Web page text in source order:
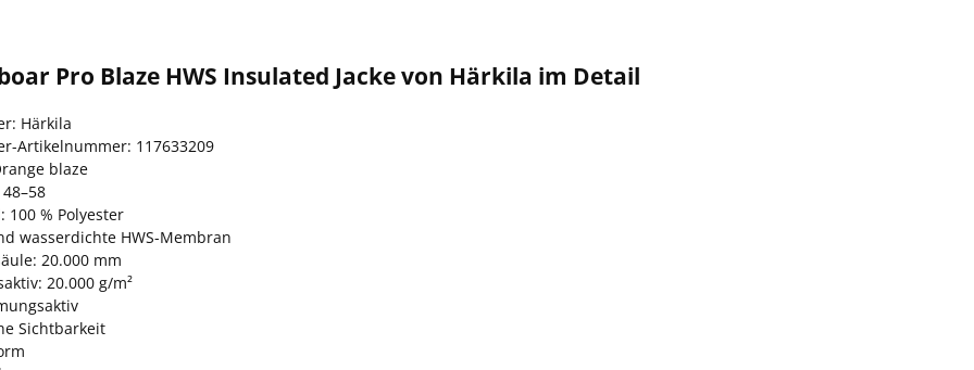
Pro Blaze HWS Insulated Jacke von Härkila im Detail
Härkila
Artikelnummer: 117633209
blaze
100 % Polyester
wasserdichte HWS-Membran
20.000 mm
20.000 g/m²
Sichtbarkeit